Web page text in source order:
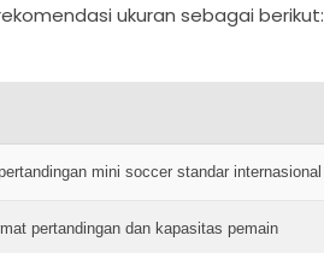
ukuran sebagai berikut:
mini soccer standar internasional
pertandingan dan kapasitas pemain